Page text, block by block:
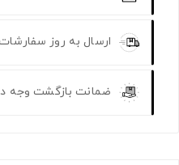
ارسال به روز
ضمانت بازگشت وجه